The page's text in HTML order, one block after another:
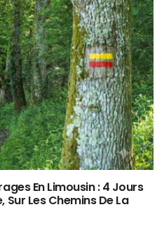
En Limousin : 4 Jours
Les Chemins De La